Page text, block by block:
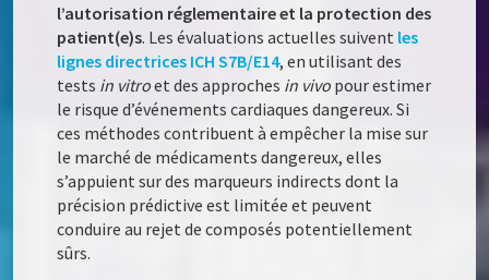
l’autorisation réglementaire et la protection des
patient(e)s. Les évaluations actuelles suivent les
lignes directrices ICH S7B/E14, en utilisant des
tests in vitroet des approches in vivo pour estimer
le risque d’événements cardiaques dangereux. Si
ces méthodes contribuent à empêcher la mise sur
le marché de médicaments dangereux, elles
s’appuient sur des marqueurs indirects dont la
précision prédictive est limitée et peuvent
conduire au rejet de composés potentiellement
sûrs.